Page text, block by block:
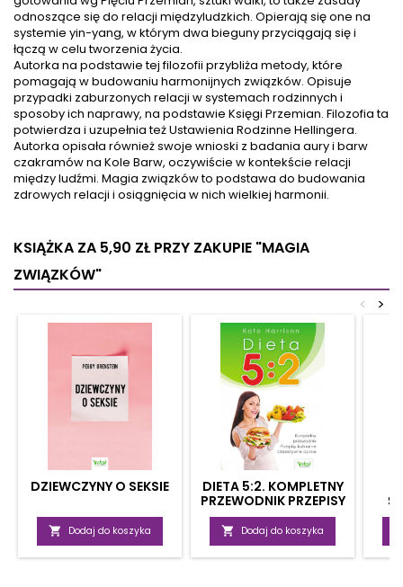
wpływają na jego wyjątkową
skuteczność i dokładność
działania. To uniwersalne
wahadło idealnie sprawdza
się w pracy diagnostycznej,...
mitów. Dowiesz się dlaczego
przyjaciółka je więcej niż Ty a
jest szczupła. Uświadomisz
sobie, co tak naprawdę kryje
się za...
odnoszące się do relacji międzyludzkich. Opierają się one na
systemie yin-yang, w którym dwa bieguny przyciągają się i
łączą w celu tworzenia życia.
Autorka na podstawie tej filozofii przybliża metody, które
pomagają w budowaniu harmonijnych związków. Opisuje
przypadki zaburzonych relacji w systemach rodzinnych i
sposoby ich naprawy, na podstawie Księgi Przemian. Filozofia ta
potwierdza i uzupełnia też Ustawienia Rodzinne Hellingera.
Autorka opisała również swoje wnioski z badania aury i barw
czakramów na Kole Barw, oczywiście w kontekście relacji
między ludźmi. Magia związków to podstawa do budowania
zdrowych relacji i osiągnięcia w nich wielkiej harmonii.
KSIĄŻKA ZA 5,90 ZŁPRZY ZAKUPIE "MAGIA
ZWIĄZKÓW"
>
<
DZIEWCZYNY O SEKSIE
 Dodaj do koszyka
DIETA 5:2. KOMPLETNY
PRZEWODNIK PRZEPISY
KULINARNE,
OBIEKTYWNE OPINIE
 Dodaj do koszyka